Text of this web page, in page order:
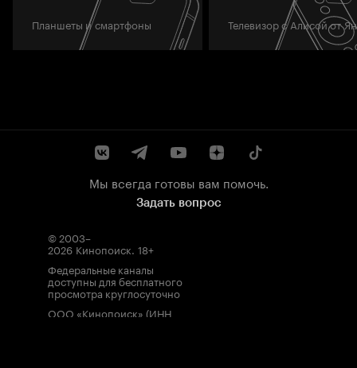
Планшеты и смартфоны Телевизор с Алисой от
Мы всегда готовы вам помочь.
Задать вопрос
© 2003–
2026 Кинопоиск 18+
Федеральные каналы
доступны для бесплатного
просмотра круглосуточно
ООО «Кинопоиск» (ИНН